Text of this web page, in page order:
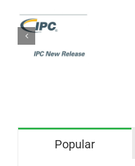
Popular